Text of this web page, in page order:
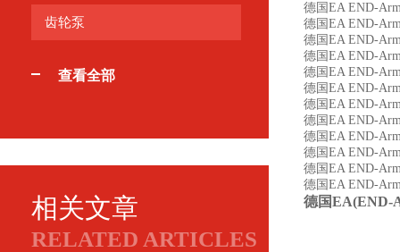
齿轮泵
查看全部
相关文章
RELATED ARTICLES
德国EA END-
德国EA END-
德国EA END-
德国EA END-
德国EA END-
德国EA END-
德国EA END-
德国EA END-
德国EA END-
德国EA END-
德国EA END-
德国EA END-
德国EA(END-